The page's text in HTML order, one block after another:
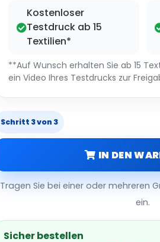
Kostenloser
Testdruck ab 15
Textilien*
**Auf Wunsch erhalten Sie ab 15
ein Video Ihres Testdrucks zur
Schritt 3 von 3
IN DEN
Tragen Sie bei einer oder mehreren
ein.
Sicher bestellen